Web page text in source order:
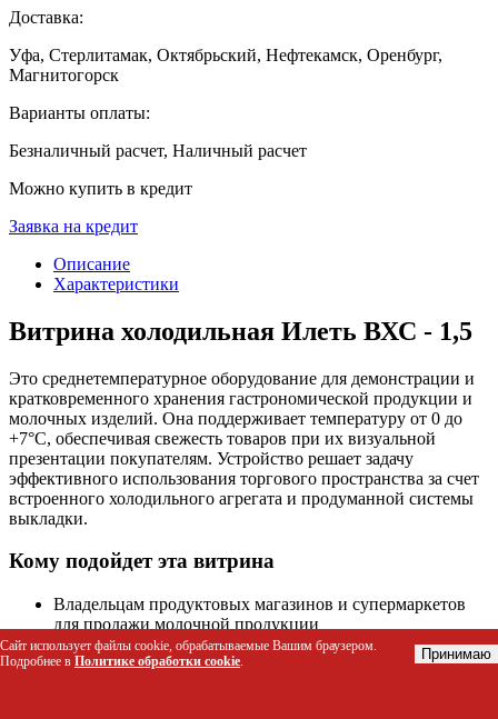
Доставка:
Уфа, Стерлитамак, Октябрьский, Нефтекамск, Оренбург,
Магнитогорск
Варианты оплаты:
Безналичный расчет, Наличный расчет
Можно купить в кредит
Заявка на кредит
Описание
Характеристики
Витрина холодильная Илеть ВХС - 1,5
Это среднетемпературное оборудование для демонстрации и
кратковременного хранения гастрономической продукции и
молочных изделий. Она поддерживает температуру от 0 до
+7°C, обеспечивая свежесть товаров при их визуальной
презентации покупателям. Устройство решает задачу
эффективного использования торгового пространства за счет
встроенного холодильного агрегата и продуманной системы
выкладки.
Кому подойдет эта витрина
Владельцам продуктовых магазинов и супермаркетов
для продажи молочной продукции
Персоналу гастрономических отделов и кулинарных
цехов
Сайт использует файлы cookie, обрабатываемые Вашим браузером.
Подробнее в Политике обработки cookie. Принимаю